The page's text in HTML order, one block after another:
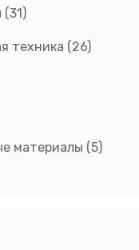
(31)
техника (26)
материалы (5)